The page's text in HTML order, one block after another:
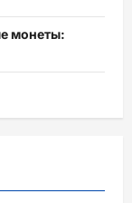
монеты: